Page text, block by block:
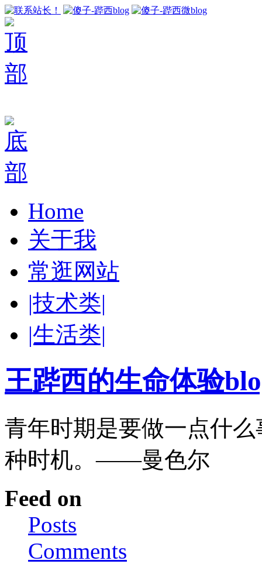
Home
关于我
常逛网站
|技术类|
|生活类|
王跸西的生命体验
青年时期是要做一点什
种时机。——曼色尔
Feed on
Posts
Comments